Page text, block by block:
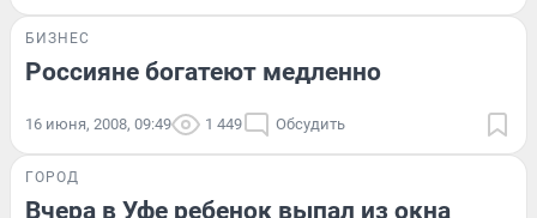
БИЗНЕС
Россияне богатеют медленно
16 июня, 2008, 09:49 1 449 Обсудить
ГОРОД
Вчера в Уфе ребенок выпал из окна